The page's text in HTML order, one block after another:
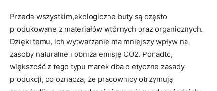
Przede wszystkim,ekologiczne buty są często
produkowane z materiałów wtórnych oraz organicznych.
Dzięki temu, ich wytwarzanie ma mniejszy wpływ na
zasoby naturalne i obniża emisję CO2. Ponadto,
większość z tego typu marek dba o etyczne zasady
produkcji, co oznacza, że pracownicy otrzymują